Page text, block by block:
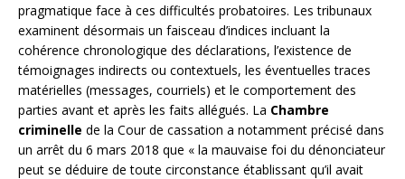
pragmatique face à ces difficultés probatoires. Les tribunaux
examinent désormais un faisceau d’indices incluant la
cohérence chronologique des déclarations, l’existence de
témoignages indirects ou contextuels, les éventuelles traces
matérielles (messages, courriels) et le comportement des
parties avant et après les faits allégués. La Chambre
criminelle de la Cour de cassation a notamment précisé dans
un arrêt du 6 mars 2018 que « la mauvaise foi du dénonciateur
peut se déduire de toute circonstance établissant qu’il avait